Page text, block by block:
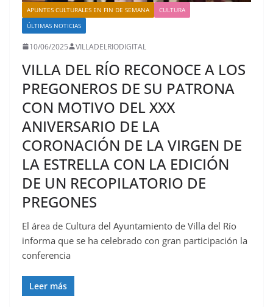
APUNTES CULTURALES EN FIN DE SEMANA
CULTURA
ÚLTIMAS NOTICIAS
10/06/2025 VILLADELRIODIGITAL
VILLA DEL RÍO RECONOCE A LOS
PREGONEROS DE SU PATRONA
CON MOTIVO DEL XXX
ANIVERSARIO DE LA
CORONACIÓN DE LA VIRGEN DE
LA ESTRELLA CON LA EDICIÓN
DE UN RECOPILATORIO DE
PREGONES
El área de Cultura del Ayuntamiento de Villa del Río
informa que se ha celebrado con gran participación la
conferencia
Leer más